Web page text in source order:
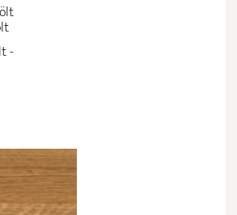
-